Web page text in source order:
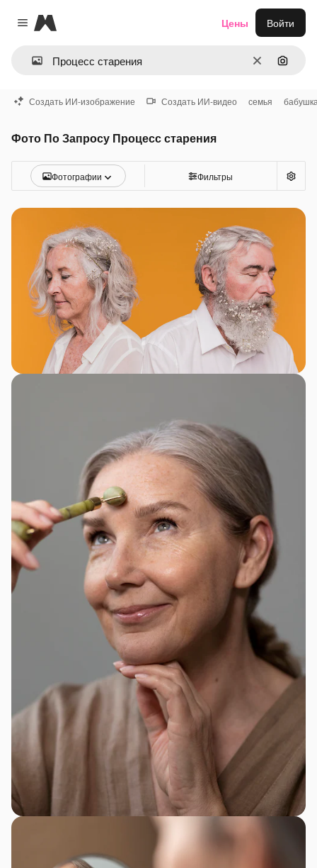
Close menu
Magnific
ОчиститьПоиск
Цены Войти
Создать ИИ-изображение Создать ИИ-видео семья
Фото По Запросу Процесс старения
Фотографии Фильтры